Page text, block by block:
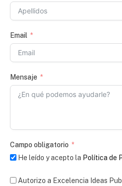
Email
Mensaje
Campo obligatorio
He leído y acepto la Política de
Autorizo a Excelencia Ideas